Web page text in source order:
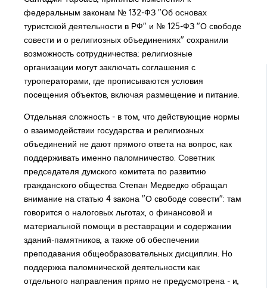
федеральным законам № 132-ФЗ "Об основах
туристской деятельности в РФ" и № 125-ФЗ "О свободе
совести и о религиозных объединениях" сохранили
возможность сотрудничества: религиозные
организации могут заключать соглашения с
туроператорами, где прописываются условия
посещения объектов, включая размещение и питание.
Отдельная сложность - в том, что действующие нормы
о взаимодействии государства и религиозных
объединений не дают прямого ответа на вопрос, как
поддерживать именно паломничество. Советник
председателя думского комитета по развитию
гражданского общества Степан Медведко обращал
внимание на статью 4 закона "О свободе совести": там
говорится о налоговых льготах, о финансовой и
материальной помощи в реставрации и содержании
зданий-памятников, а также об обеспечении
преподавания общеобразовательных дисциплин. Но
поддержка паломнической деятельности как
отдельного направления прямо не предусмотрена - и,